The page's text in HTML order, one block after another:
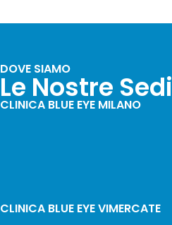
DOVE SIAMO
Le Nostre Sedi
CLINICA BLUE EYE MILANO
CLINICA BLUE EYE VIMERCATE